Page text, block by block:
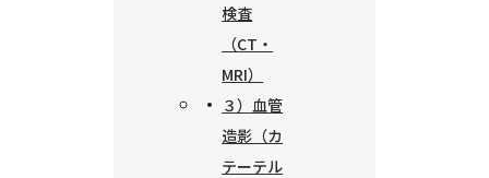
検査
（CT・
MRI）
３）血管
造影（カ
テーテル